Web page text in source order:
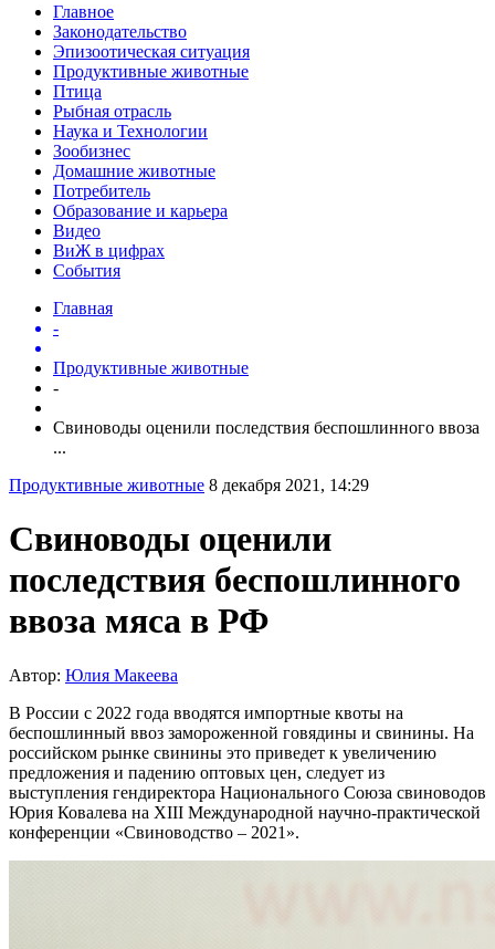
Главное
Законодательство
Эпизоотическая ситуация
Продуктивные животные
Птица
Рыбная отрасль
Наука и Технологии
Зообизнес
Домашние животные
Потребитель
Образование и карьера
Видео
ВиЖ в цифрах
События
Главная
-
Продуктивные животные
-
Свиноводы оценили последствия беспошлинного ввоза
...
Продуктивные животные 8 декабря 2021, 14:29
Свиноводы оценили
последствия беспошлинного
ввоза мяса в РФ
Автор: Юлия Макеева
В России с 2022 года вводятся импортные квоты на
беспошлинный ввоз замороженной говядины и свинины. На
российском рынке свинины это приведет к увеличению
предложения и падению оптовых цен, следует из
выступления гендиректора Национального Союза свиноводов
Юрия Ковалева на XIII Международной научно-практической
конференции «Свиноводство – 2021».